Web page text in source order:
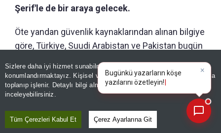
Sizlere daha iyi hizmet sunabilmek adına sitemizde
konumlandırmaktayız. Kişisel verileriniz, KVKK ve GDPR kapsamında
toplanıp işlenir. Detaylı bilgi almak içinAydınlatma Metnimizi
inceleyebilirsiniz.
Tüm Çerezleri Kabul Et Çerez Ayarlarına Git
Şerif'le de bir araya gelecek.
Öte yandan güvenlik kaynaklarından alınan bilgiye
göre, Türkiye, Suudi Arabistan ve Pakistan bugün
Pakistan, ABD-İran savaşını sona erdirmek için
arabuluculuk çalışmalarında bulunurken, Türkiye
Gazze'de ateşkesin sağlanması yönünde
diplomatik alanda aktif rol oynadı.
×
Bugünkü yazarların köşe
yazılarını özet